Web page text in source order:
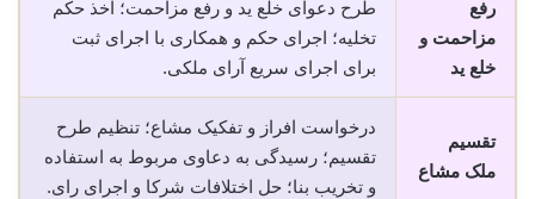
رفع
مزاحمت و
خلع ید
طرح دعوای خلع ید و رفع مزاحمت؛ اخذ حکم
تخلیه؛ اجرای حکم و همکاری با اجرای ثبت
برای اجرای سریع آرای ملکی.
تقسیم
ملک مشاع
درخواست افراز و تفکیک مشاع؛ تنظیم طرح
تقسیم؛ رسیدگی به دعاوی مربوط به استفاده
و تخریب بنا؛ حل اختلافات شرکا و اجرای رای.